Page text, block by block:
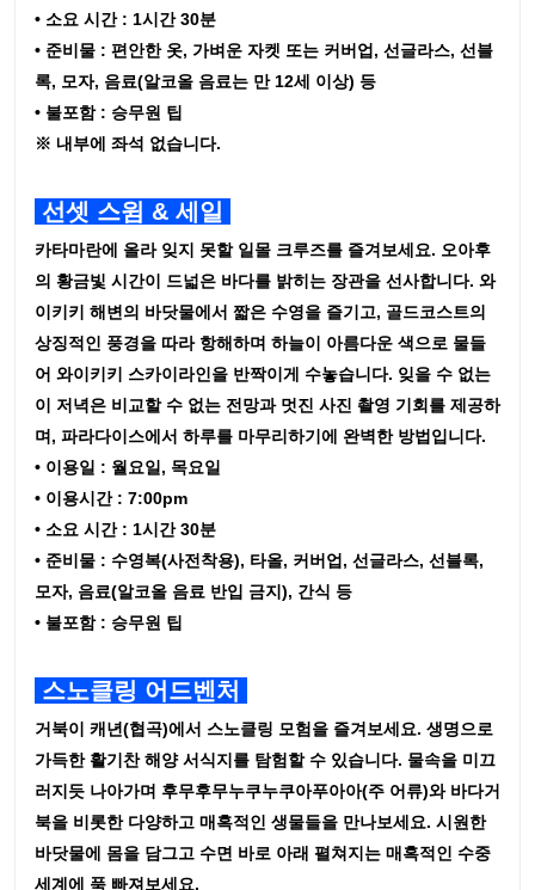
• 소요 시간 : 1시간 30분
• 준비물 : 편안한 옷, 가벼운 자켓 또는 커버업, 선글라스, 선블
록, 모자, 음료(알코올 음료는 만 12세 이상) 등
• 불포함 : 승무원 팁
※ 내부에 좌석 없습니다.
선셋 스윔 & 세일
카타마란에 올라 잊지 못할 일몰 크루즈를 즐겨보세요. 오아후
의 황금빛 시간이 드넓은 바다를 밝히는 장관을 선사합니다. 와
이키키 해변의 바닷물에서 짧은 수영을 즐기고, 골드코스트의
상징적인 풍경을 따라 항해하며 하늘이 아름다운 색으로 물들
어 와이키키 스카이라인을 반짝이게 수놓습니다. 잊을 수 없는
이 저녁은 비교할 수 없는 전망과 멋진 사진 촬영 기회를 제공하
며, 파라다이스에서 하루를 마무리하기에 완벽한 방법입니다.
• 이용일 : 월요일, 목요일
• 이용시간 : 7:00pm
• 소요 시간 : 1시간 30분
• 준비물 : 수영복(사전착용), 타올, 커버업, 선글라스, 선블록,
모자, 음료(알코올 음료 반입 금지), 간식 등
• 불포함 : 승무원 팁
스노클링 어드벤처
거북이 캐년(협곡)에서 스노클링 모험을 즐겨보세요. 생명으로
가득한 활기찬 해양 서식지를 탐험할 수 있습니다. 물속을 미끄
러지듯 나아가며 후무후무누쿠누쿠아푸아아(주 어류)와 바다거
북을 비롯한 다양하고 매혹적인 생물들을 만나보세요. 시원한
바닷물에 몸을 담그고 수면 바로 아래 펼쳐지는 매혹적인 수중
세계에 푹 빠져보세요.